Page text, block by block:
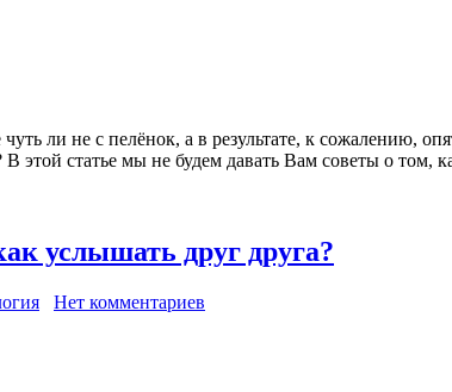
ли не с пелёнок, а в результате, к сожалению,
этой статье мы не будем давать Вам советы о
услышать друг друга?
Нет комментариев